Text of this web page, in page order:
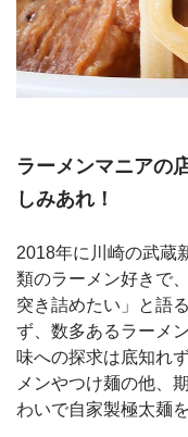
ラーメンマニアの
しみあれ！
2018年に川崎の武蔵
類のラーメン好きで
突き詰めたい」と語
ず、数多あるラーメ
味への探求は底知れ
メンやつけ麺の他、
わいで自家製極太麺